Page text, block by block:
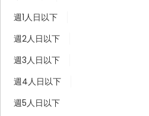
週1人日以下
週2人日以下
週3人日以下
週4人日以下
週5人日以下